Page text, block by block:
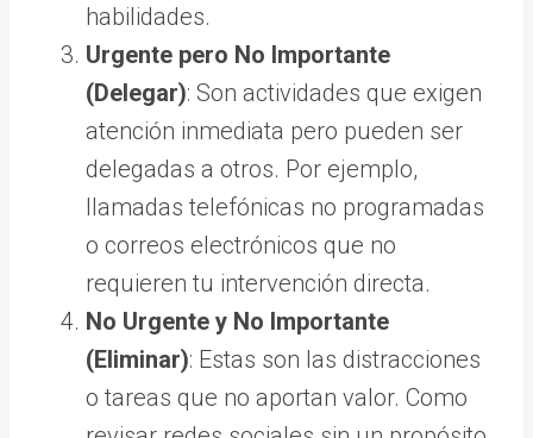
habilidades.
Urgente pero No Importante
(Delegar): Son actividades que exigen
atención inmediata pero pueden ser
delegadas a otros. Por ejemplo,
llamadas telefónicas no programadas
o correos electrónicos que no
requieren tu intervención directa.
No Urgente y No Importante
(Eliminar): Estas son las distracciones
o tareas que no aportan valor. Como